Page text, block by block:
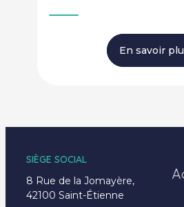
En savoir
SIÈGE SOCIAL
8 Rue de la Jomayère,
42100 Saint-Étienne